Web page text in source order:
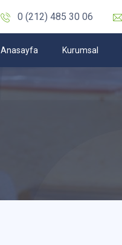
0 (212) 485 30 06
Anasayfa Kurumsal